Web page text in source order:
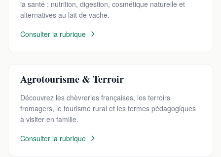
la santé : nutrition, digestion, cosmétique naturelle et
alternatives au lait de vache.
Consulter la rubrique
Agrotourisme & Terroir
Découvrez les chèvreries françaises, les terroirs
fromagers, le tourisme rural et les fermes pédagogiques
à visiter en famille.
Consulter la rubrique